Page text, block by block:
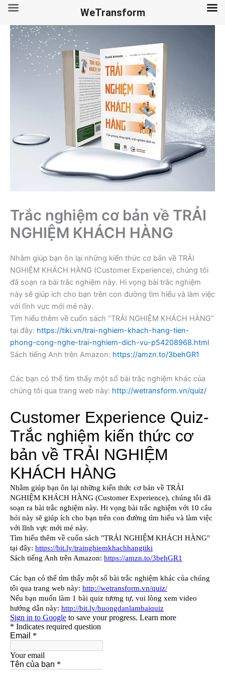
Skip
content
Trắc nghiệm cơ bản về TRẢI
NGHIỆM KHÁCH HÀNG
Nhằm giúp bạn ôn lại những kiến thức cơ bản về TRẢI
NGHIỆM KHÁCH HÀNG (Customer Experience), chúng tôi
đã soạn ra bài trắc nghiệm này. Hi vọng bài trắc nghiệm
này sẽ giúp ích cho bạn trên con đường tìm hiểu và làm việc
với lĩnh vực mới mẻ này.
Tìm hiểu thêm về cuốn sách “TRẢI NGHIỆM KHÁCH HÀNG”
tại đây: https://tiki.vn/trai-nghiem-khach-hang-tien-
phong-cong-nghe-trai-nghiem-dich-vu-p54208968.html
Sách tiếng Anh trên Amazon: https://amzn.to/3behGR1
Các bạn có thể tìm thấy một số bài trắc nghiệm khác của
chúng tôi qua trang web này: http://wetransform.vn/quiz/
WeTransform